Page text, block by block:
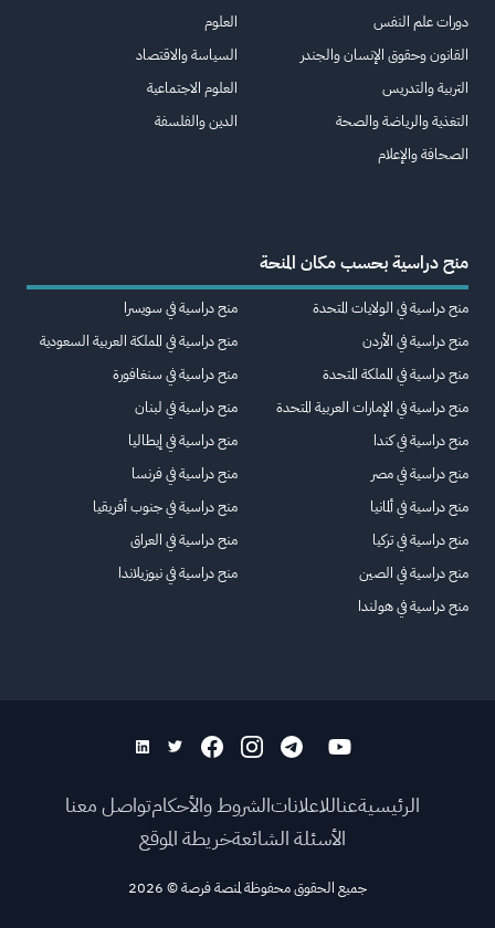
دورات علم النفس
القانون وحقوق الإنسان والجندر
التربية والتدريس
التغذية والرياضة والصحة
الصحافة والإعلام
العلوم
السياسة والاقتصاد
العلوم الاجتماعية
الدين والفلسفة
منح دراسية بحسب مكان المنحة
منح دراسية في الولايات المتحدة
منح دراسية في الأردن
منح دراسية في المملكة المتحدة
منح دراسية في الإمارات العربية المتحدة
منح دراسية في كندا
منح دراسية في مصر
منح دراسية في ألمانيا
منح دراسية في تركيا
منح دراسية في الصين
منح دراسية في هولندا
منح دراسية في سويسرا
منح دراسية في المملكة العربية السعودية
منح دراسية في سنغافورة
منح دراسية في لبنان
منح دراسية في إيطاليا
منح دراسية في فرنسا
منح دراسية في جنوب أفريقيا
منح دراسية في العراق
منح دراسية في نيوزيلاندا
الرئيسيةعناللاعلاناتالشروط والأحكامتواصل معنا
الأسئلة الشائعةخريطة الموقع
جميع الحقوق محفوظة لمنصة فرصة©
2026